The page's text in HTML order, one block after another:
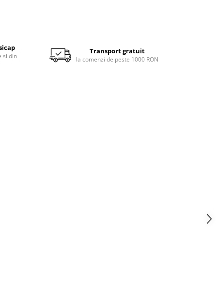
si din
Transport gratuit
la comenzi de peste 1000 RON